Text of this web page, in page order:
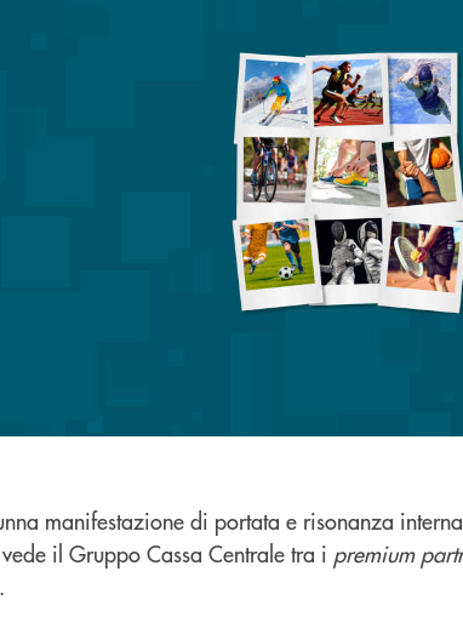
manifestazione di portata e risonanza
il Gruppo Cassa Centrale tra i premium